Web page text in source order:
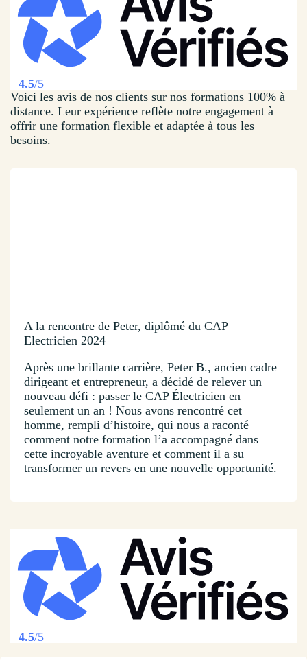
4.5/5
Voici les avis de nos clients sur nos formations 100% à
distance. Leur expérience reflète notre engagement à
offrir une formation flexible et adaptée à tous les
besoins.
A la rencontre de Peter, diplômé du CAP
Electricien 2024
Après une brillante carrière, Peter B., ancien cadre
dirigeant et entrepreneur, a décidé de relever un
nouveau défi : passer le CAP Électricien en
seulement un an ! Nous avons rencontré cet
homme, rempli d’histoire, qui nous a raconté
comment notre formation l’a accompagné dans
cette incroyable aventure et comment il a su
transformer un revers en une nouvelle opportunité.
4.5/5